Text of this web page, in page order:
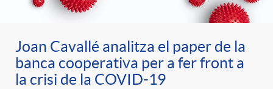
Joan Cavallé analitza el paper de la
banca cooperativa per a fer front a
la crisi de la COVID-19